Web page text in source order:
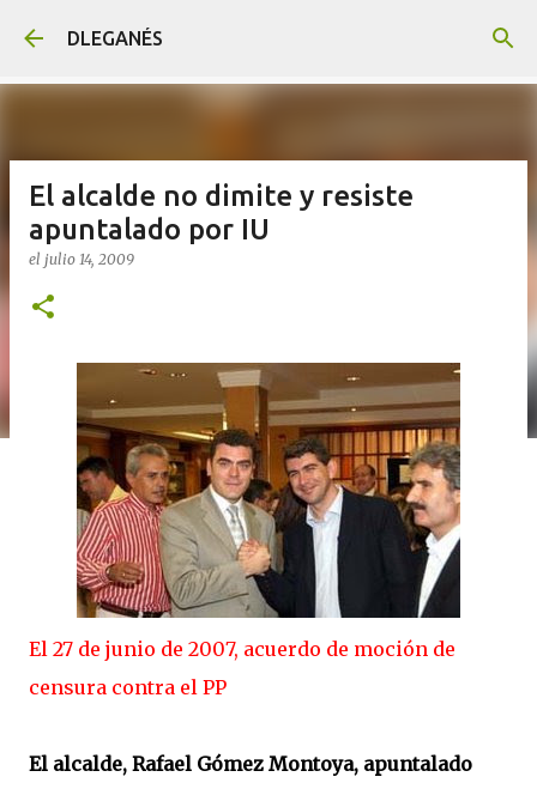
DLEGANÉS
El alcalde no dimite y resiste
apuntalado por IU
el julio 14, 2009
El 27 de junio de 2007, acuerdo de moción de
censura contra el PP
El alcalde, Rafael Gómez Montoya, apuntalado